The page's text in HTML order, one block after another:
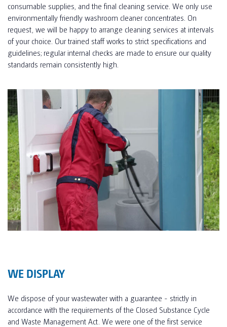
consumable supplies, and the final cleaning service. We only use
environmentally friendly washroom cleaner concentrates. On
request, we will be happy to arrange cleaning services at intervals
of your choice. Our trained staff works to strict specifications and
guidelines; regular internal checks are made to ensure our quality
standards remain consistently high.
WE DISPLAY
We dispose of your wastewater with a guarantee - strictly in
accordance with the requirements of the Closed Substance Cycle
and Waste Management Act. We were one of the first service